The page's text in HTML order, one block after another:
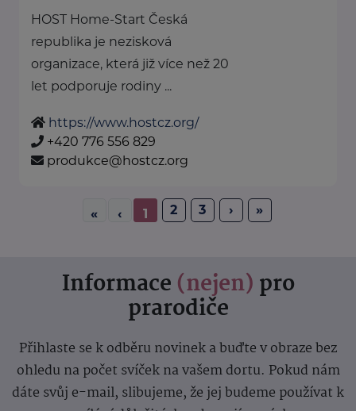
HOST Home-Start Česká
republika je nezisková
organizace, která již více než 20
let podporuje rodiny ...
https://www.hostcz.org/
+420 776 556 829
produkce@hostcz.org
« ‹ 1 2 3 › »
Informace (nejen) pro
prarodiče
Přihlaste se k odběru novinek a buďte v obraze bez
ohledu na počet svíček na vašem dortu. Pokud nám
dáte svůj e-mail, slibujeme, že jej budeme používat k